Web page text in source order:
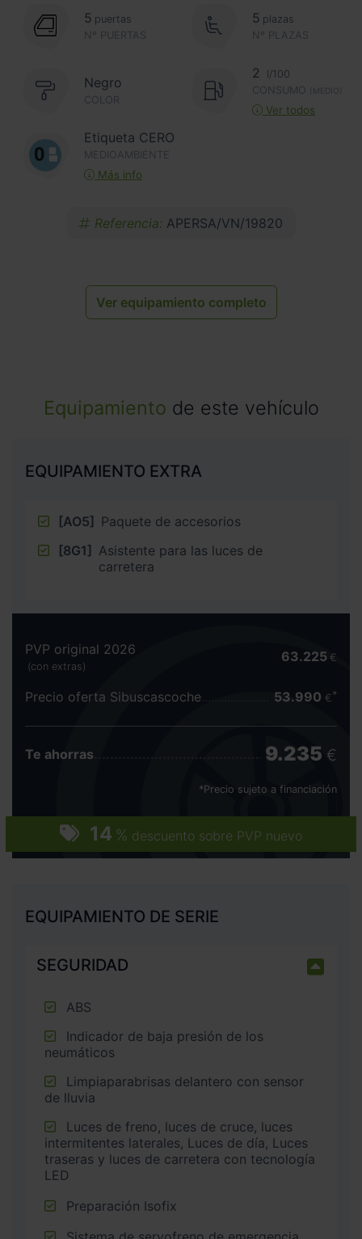
Nº PUERTAS
5 puertas
Nº PLAZAS
5 plazas
Negro
COLOR
2
l/100
CONSUMO
(MEDIO)
Ver todos
Etiqueta CERO
MEDIOAMBIENTE
Más info
Referencia: APERSA/VN/19820
Ver equipamiento completo
Equipamiento de este vehículo
EQUIPAMIENTO EXTRA
[AO5] Paquete de accesorios
[8G1] Asistente para las luces de
carretera
14 % descuento sobre PVP nuevo
PVP original 2026
(con extras)
63.225 €
Precio oferta Sibuscascoche 53.990 €
Te ahorras 9.235 €
*Precio sujeto a financiación
EQUIPAMIENTO DE SERIE
SEGURIDAD
ABS
neumáticos
de lluvia
intermitentes laterales, Luces de día, Luces
traseras y luces de carretera con tecnología
LED
Preparación Isofix